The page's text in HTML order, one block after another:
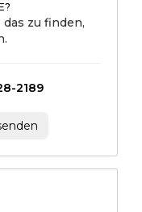
zu finden,
2189